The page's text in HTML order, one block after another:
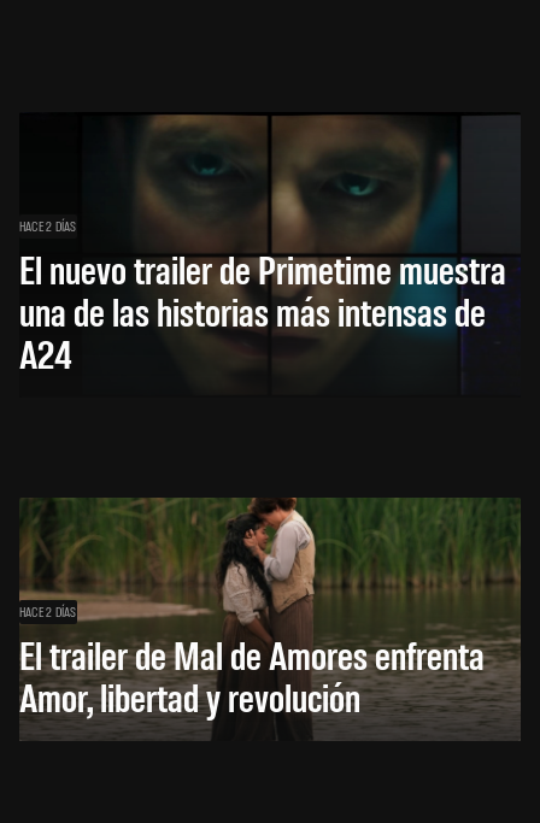
HACE 2 DÍAS
El nuevo trailer de Primetime muestra
una de las historias más intensas de
A24
HACE 2 DÍAS
El trailer de Mal de Amores enfrenta
Amor, libertad y revolución